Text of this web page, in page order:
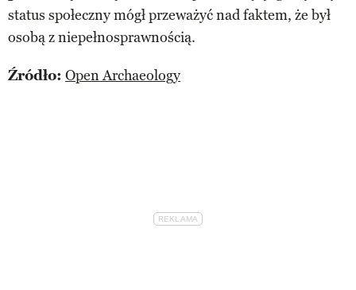
status społeczny mógł przeważyć nad faktem, że był
osobą z niepełnosprawnością.
Źródło: Open Archaeology